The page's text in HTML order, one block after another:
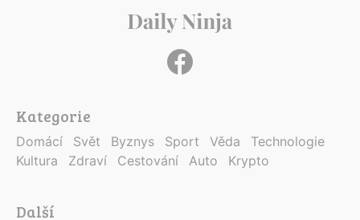
Kategorie
Domácí Svět Byznys Sport Věda
Technologie
Kultura
Zdraví Cestování Auto Krypto
Další